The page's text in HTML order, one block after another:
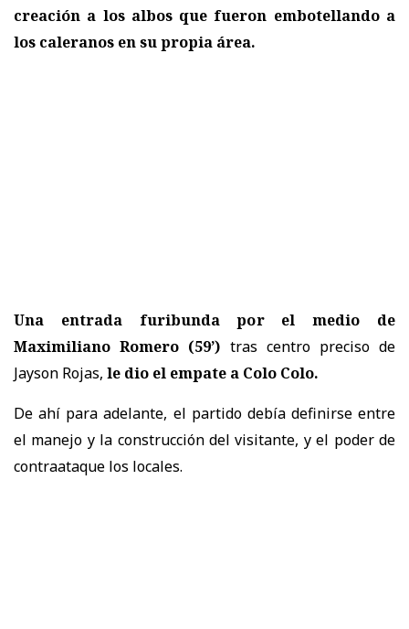
creación a los albos que fueron embotellando a
los caleranos en su propia área.
Una entrada furibunda por el medio de
Maximiliano Romero (59’) tras centro preciso de
Jayson Rojas, le dio el empate a Colo Colo.
De ahí para adelante, el partido debía definirse entre
el manejo y la construcción del visitante, y el poder de
contraataque los locales.